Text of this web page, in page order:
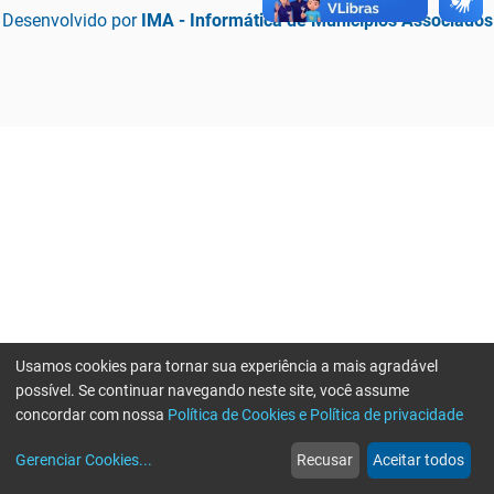
Desenvolvido por IMA - Informática de Municípios Associados
web
Notícias
more_horiz
Mais
Usamos cookies para tornar sua experiência a mais agradável
possível. Se continuar navegando neste site, você assume
concordar com nossa Política de Cookies e Política de privacidade
Gerenciar Cookies... Recusar Aceitar todos
Erro ao enviar informações, por favor tente novamente